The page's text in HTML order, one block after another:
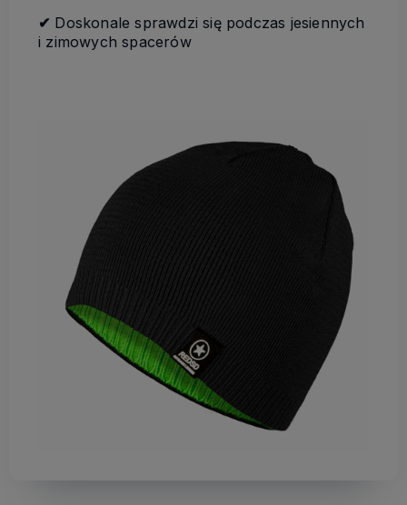
✔ Doskonale sprawdzi się podczas jesiennych
i zimowych spacerów